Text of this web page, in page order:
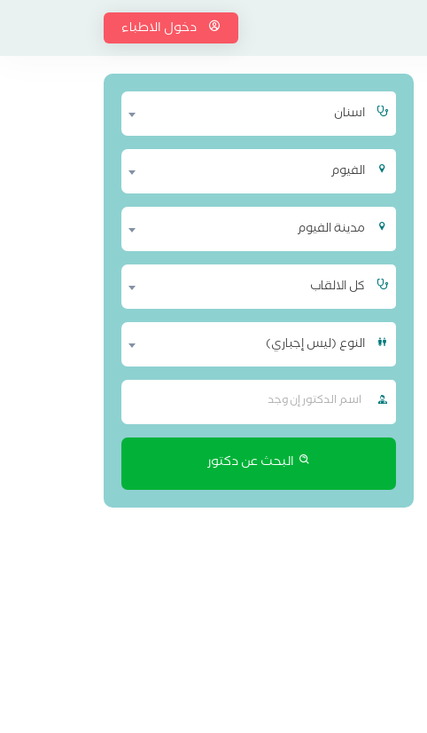
دخول الاطباء
اسنان
الفيوم
مدينة الفيوم
كل الالقاب
النوع (ليس إجباري)
البحث عن دكتور